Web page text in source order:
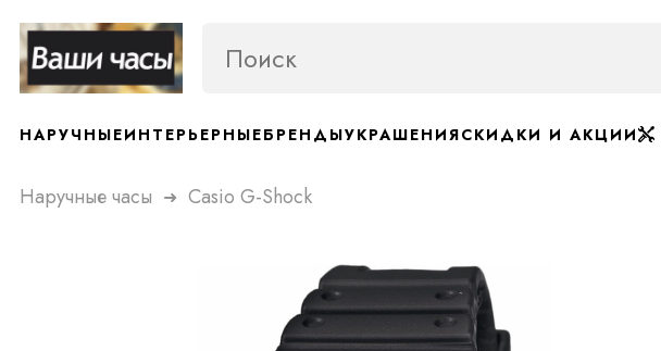
НАРУЧНЫЕИНТЕРЬЕРНЫЕБРЕНДЫУКРАШЕНИЯСКИДКИ И АКЦИИ
Наручные часы ➜ Casio G-Shock